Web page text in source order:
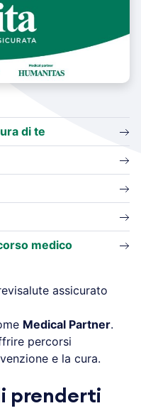
di te
medico
assicurato
Medical Partner.
percorsi
e la cura.
prenderti